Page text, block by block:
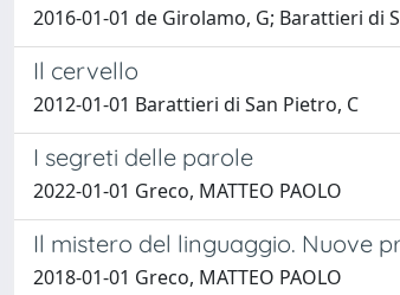
2016-01-01 de Girolamo, G; Barattieri di
Il cervello
2012-01-01 Barattieri di San Pietro, C
I segreti delle parole
2022-01-01 Greco, MATTEO PAOLO
Il mistero del linguaggio. Nuove
2018-01-01 Greco, MATTEO PAOLO